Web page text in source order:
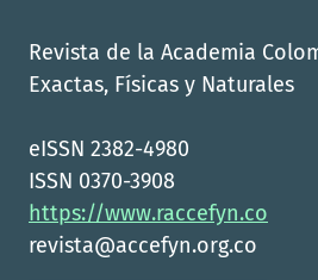
Revista de la Academia
Exactas, Físicas y Naturales
eISSN 2382-4980
ISSN 0370-3908
https://www.raccefyn.co
revista@accefyn.org.co